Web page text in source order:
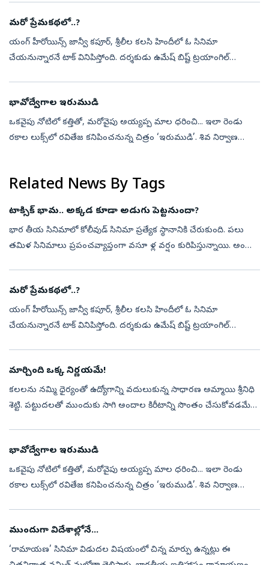
మరో ప్రేమకథలో..?
యంగ్‌ హీరోయిన్స్‌ జాన్వీ కపూర్, శ్రీలీల కలసి హిందీలో ఓ సినిమా
చేయనున్నారనే టాక్‌ వినిపిస్తోంది. దర్శకుడు ఉమేష్‌ బిష్ట్‌ ట్రయాంగిల్‌
భావోద్వేగాల ఇరుముడి
ఒకవైపు నోటిలో కత్తితో, మరోవైపు అయ్యప్ప మాల ధరించి... ఇలా రెండు
రకాల లుక్స్‌లో రవితేజ కనిపించనున్న చిత్రం ‘ఇరుముడి’. శివ నిర్వాణ
Related News By Tags
టాక్సిక్ భామ.. అక్కడ కూడా అడుగు పెట్టనుందా?
భార తీయ సినిమాలో కోలీవుడ్ సినిమా ప్రత్యేక స్థానానికి చేరుకుంది. పలు
తమిళ సినిమాలు ప్రపంచవ్యాప్తంగా వసూ ళ్ల వర్షం కురిపిస్తున్నాయి. అందుకే
మరో ప్రేమకథలో..?
యంగ్‌ హీరోయిన్స్‌ జాన్వీ కపూర్, శ్రీలీల కలసి హిందీలో ఓ సినిమా
చేయనున్నారనే టాక్‌ వినిపిస్తోంది. దర్శకుడు ఉమేష్‌ బిష్ట్‌ ట్రయాంగిల్‌
మార్చింది ఒక్క నిర్ణయమే!
కలలను నమ్మి ధైర్యంతో ఉద్యోగాన్ని వదులుకున్న సాధారణ అమ్మాయి శ్రీనిధి
శెట్టి. పట్టుదలతో ముందుకు సాగి అందాల కిరీటాన్ని సొంతం చేసుకోవడమే
భావోద్వేగాల ఇరుముడి
ఒకవైపు నోటిలో కత్తితో, మరోవైపు అయ్యప్ప మాల ధరించి... ఇలా రెండు
రకాల లుక్స్‌లో రవితేజ కనిపించనున్న చిత్రం ‘ఇరుముడి’. శివ నిర్వాణ
ముందుగా విదేశాల్లోనే...
‘రామాయణ’ సినిమా విడుదల విషయంలో చిన్న మార్పు ఉన్నట్లు ఈ